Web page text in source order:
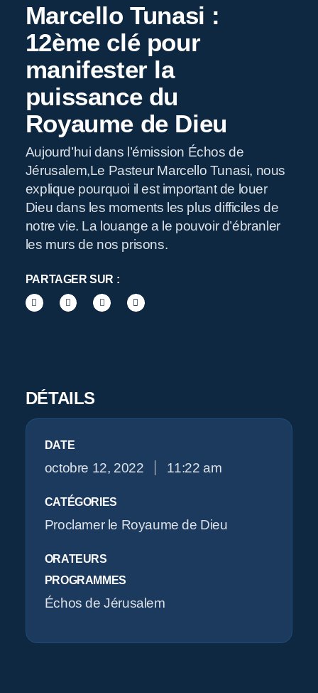
Marcello Tunasi :
12ème clé pour
manifester la
puissance du
Royaume de Dieu
Aujourd’hui dans l’émission Échos de
Jérusalem,Le Pasteur Marcello Tunasi, nous
explique pourquoi il est important de louer
Dieu dans les moments les plus difficiles de
notre vie. La louange a le pouvoir d’ébranler
les murs de nos prisons.
PARTAGER SUR :
DÉTAILS
DATE
octobre 12, 2022 11:22 am
CATÉGORIES
Proclamer le Royaume de Dieu
ORATEURS
PROGRAMMES
Échos de Jérusalem